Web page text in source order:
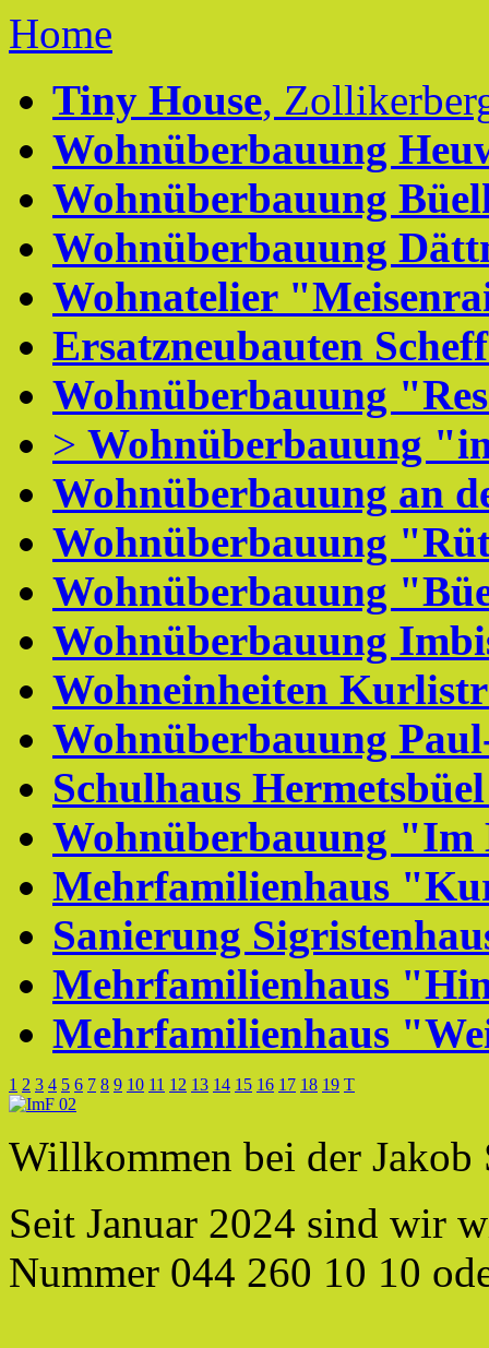
Home
Tiny House,
Wohnüberbauung
Wohnüberbauung
Wohnüberbauung
Wohnatelier
Ersatzneubauten
Wohnüberbauung
> Wohnüberbauung
Wohnüberbauung an
Wohnüberbauung
Wohnüberbauung
Wohnüberbauung
Wohneinheiten
Wohnüberbauung
Schulhaus
Wohnüberbauung "Im
Mehrfamilienhaus
Sanierung
Mehrfamilienhaus
Mehrfamilienhaus
1 2 3 4 5 6 7 8 9 10 11 12 13 14 15 16 17 18 19 T
Willkommen bei der
Seit Januar 2024 sind wir
Nummer 044 260 10 10